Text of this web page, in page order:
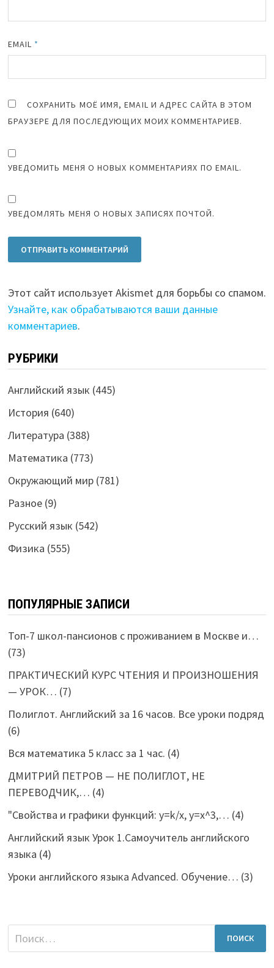
EMAIL *
СОХРАНИТЬ МОЁ ИМЯ, EMAIL И АДРЕС САЙТА В ЭТОМ
БРАУЗЕРЕ ДЛЯ ПОСЛЕДУЮЩИХ МОИХ КОММЕНТАРИЕВ.
УВЕДОМИТЬ МЕНЯ О НОВЫХ КОММЕНТАРИЯХ ПО EMAIL.
УВЕДОМЛЯТЬ МЕНЯ О НОВЫХ ЗАПИСЯХ ПОЧТОЙ.
Этот сайт использует Akismet для борьбы со спамом.
Узнайте, как обрабатываются ваши данные
комментариев.
РУБРИКИ
Английский язык (445)
История (640)
Литература (388)
Математика (773)
Окружающий мир(781)
Разное(9)
Русский язык (542)
Физика (555)
ПОПУЛЯРНЫЕ ЗАПИСИ
Топ-7 школ-пансионов с проживанием в Москве и…
(73)
ПРАКТИЧЕСКИЙ КУРС ЧТЕНИЯ И ПРОИЗНОШЕНИЯ
— УРОК… (7)
Полиглот. Английский за 16 часов. Все уроки подряд
(6)
Вся математика 5 класс за 1 час. (4)
ДМИТРИЙ ПЕТРОВ — НЕ ПОЛИГЛОТ, НЕ
ПЕРЕВОДЧИК,… (4)
"Свойства и графики функций: y=k/x, y=x^3,… (4)
Английский язык Урок 1.Самоучитель английского
языка (4)
Уроки английского языка Advanced. Обучение… (3)
Найти: